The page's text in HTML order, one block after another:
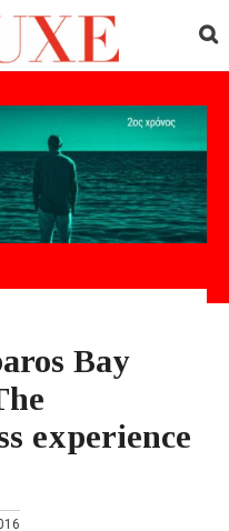
Bay
experience